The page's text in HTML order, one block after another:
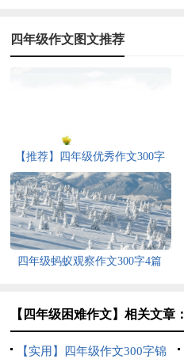
四年级作文图文推荐
【推荐】四年级优秀作文300字
汇编9篇
四年级蚂蚁观察作文300字4篇
【四年级困难作文】相关文章：
【实用】四年级作文300字锦